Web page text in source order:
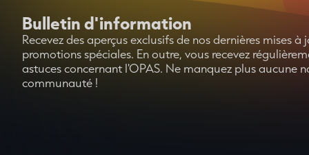
Bulletin d'information
Recevez des aperçus exclusifs de nos dernières mises
promotions spéciales. En outre, vous recevez
astuces concernant l'OPAS. Ne manquez plus aucune
communauté !